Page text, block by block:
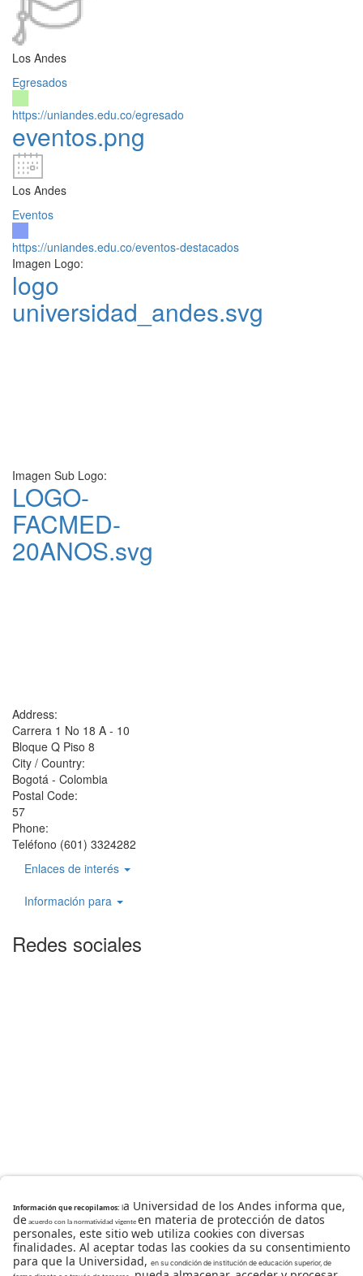
Los Andes
Egresados
https://uniandes.edu.co/egresado
eventos.png
Los Andes
Eventos
https://uniandes.edu.co/eventos-destacados
Imagen Logo:
logo
universidad_andes.svg
Imagen Sub Logo:
LOGO-
FACMED-
20ANOS.svg
Address:
Carrera 1 No 18 A - 10
Bloque Q Piso 8
City / Country:
Bogotá - Colombia
Postal Code:
57
Phone:
Teléfono (601) 3324282
Enlaces de interés
Información para
Redes sociales